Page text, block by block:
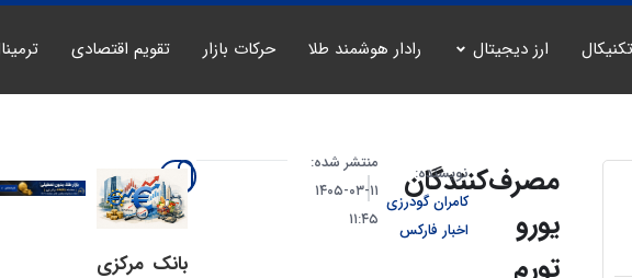
ارز دیجیتال رادار هوشمند طلا حرکات بازار تقویم اقتصادی
مصرف‌کنندگان
یورو
تورم
نویسنده:
کامران گودرزی
اخبار فارکس
منتشر شده:
۱۱-۰۳-۱۴۰۵
۱۱:۴۵
بانک مرکزی